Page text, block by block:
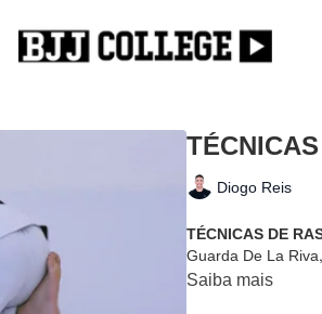
Diogo Reis
TÉCNICAS DE
Guarda De La
Saiba mais